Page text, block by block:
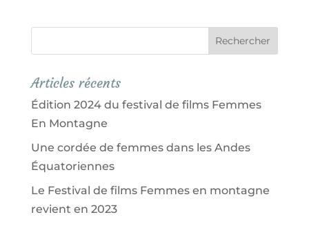
Articles récents
Édition 2024 du festival de films Femmes
En Montagne
Une cordée de femmes dans les Andes
Équatoriennes
Le Festival de films Femmes en montagne
revient en 2023